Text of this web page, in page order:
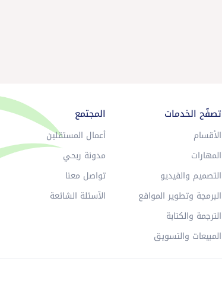
تصفّح الخدمات
الأقسام
المهارات
التصميم والفيديو
البرمجة وتطوير المواقع
الترجمة والكتابة
المبيعات والتسويق
المجتمع
أعمال المستقلين
مدونة ربحي
تواصل معنا
الآسئلة الشائعة